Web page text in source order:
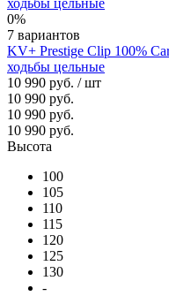
0%
7 вариантов
KV+ Prestige Clip 100%
ходьбы цельные
10 990 руб. / шт
10 990 руб.
10 990 руб.
10 990 руб.
Высота
100
105
110
115
120
125
130
-